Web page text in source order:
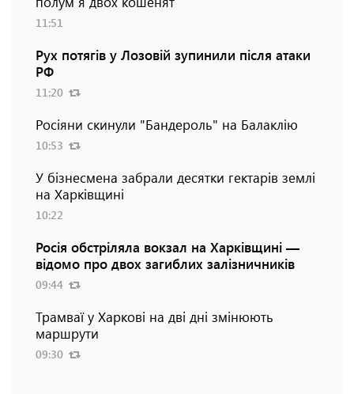
11:51
Рух потягів у Лозовій зупинили після атаки
РФ
11:20
Росіяни скинули "Бандероль" на Балаклію
10:53
У бізнесмена забрали десятки гектарів землі
на Харківщині
10:22
Росія обстріляла вокзал на Харківщині —
відомо про двох загиблих залізничників
09:44
Трамваї у Харкові на дві дні змінюють
маршрути
09:30